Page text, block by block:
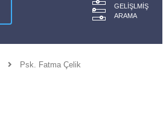
GELIŞLMIŞ
ARAMA
Psk. Fatma Çelik